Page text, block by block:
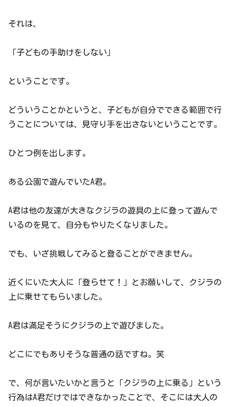
それは、
「子どもの手助けをしない」
ということです。
どういうことかというと、子どもが自分でできる範囲で行
うことについては、見守り手を出さないということです。
ひとつ例を出します。
ある公園で遊んでいたA君。
A君は他の友達が大きなクジラの遊具の上に登って遊んで
いるのを見て、自分もやりたくなりました。
でも、いざ挑戦してみると登ることができません。
近くにいた大人に「登らせて！」とお願いして、クジラの
上に乗せてもらいました。
A君は満足そうにクジラの上で遊びました。
どこにでもありそうな普通の話ですね。笑
で、何が言いたいかと言うと「クジラの上に乗る」という
行為はA君だけではできなかったことで、そこには大人の